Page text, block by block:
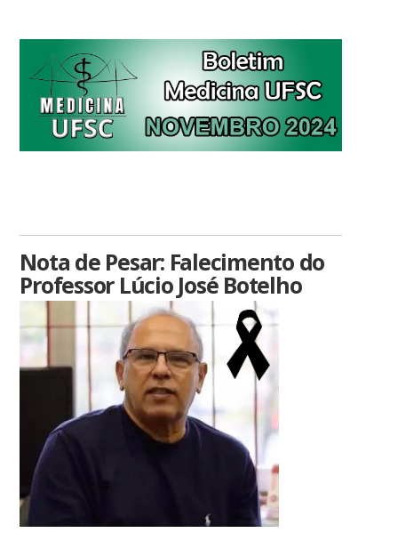
Nota de Pesar: Falecimento do
Professor Lúcio José Botelho